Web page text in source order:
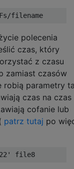
polecenia
czas, który
z czasu
zamiast czasów
robią parametry
czas na czas
cofanie lub
patrz tutaj po